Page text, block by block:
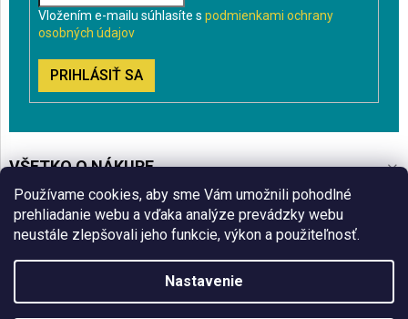
Používame cookies, aby sme Vám umožnili pohodlné
prehliadanie webu a vďaka analýze prevádzky webu
neustále zlepšovali jeho funkcie, výkon a použiteľnosť.
Nastavenie
Vložením e-mailu súhlasíte s podmienkami ochrany
osobných údajov
PRIHLÁSIŤ SA
VŠETKO O NÁKUPE
BLOG
ČO VÁS ZAUJÍMA
Copyright 2026Sklenenyshop.sk. Všetky práva vyhradené.